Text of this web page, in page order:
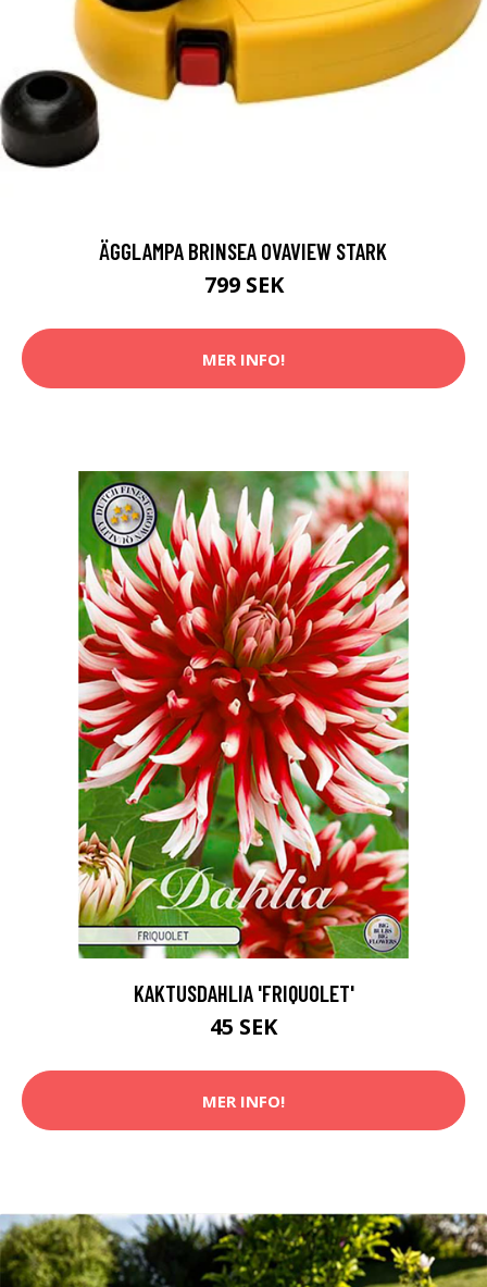
ÄGGLAMPA BRINSEA OVAVIEW STARK
799 SEK
MER INFO!
KAKTUSDAHLIA 'FRIQUOLET'
45 SEK
MER INFO!